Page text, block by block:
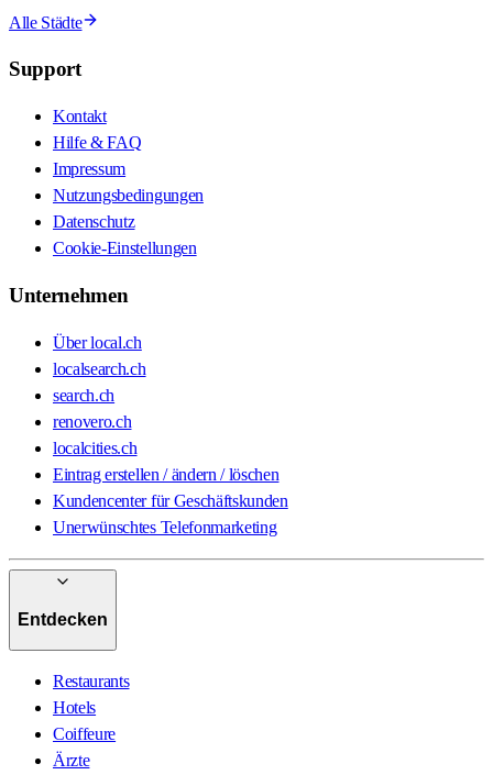
Alle Städte
Support
Kontakt
Hilfe & FAQ
Impressum
Nutzungsbedingungen
Datenschutz
Cookie-Einstellungen
Unternehmen
Über local.ch
localsearch.ch
search.ch
renovero.ch
localcities.ch
Eintrag erstellen / ändern / löschen
Kundencenter für Geschäftskunden
Unerwünschtes Telefonmarketing
Entdecken
Restaurants
Hotels
Coiffeure
Ärzte